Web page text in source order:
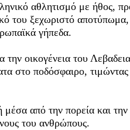
αθλητισμό με ήθος,
του ξεχωριστό
γήπεδα.
την οικογένεια του
στο ποδόσφαιρο, τιμώντας
από την πορεία και
του ανθρώπους.